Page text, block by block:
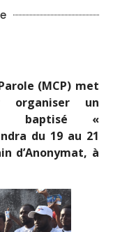
(MCP) met
organiser un
baptisé «
du 19 au 21
d’Anonymat, à